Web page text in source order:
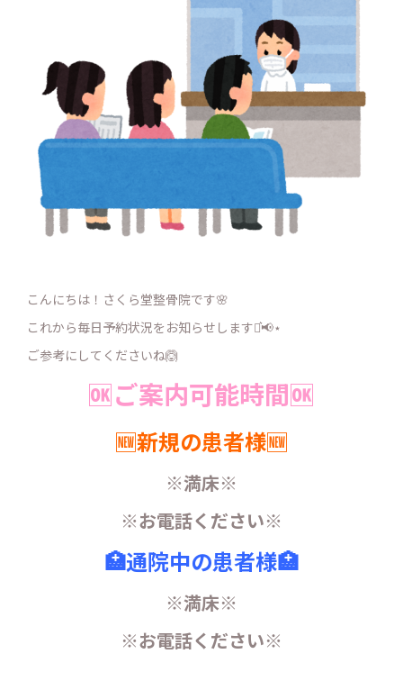
こんにちは！さくら堂整骨院です🌸
これから毎日予約状況をお知らせします⋆͛📢⋆
ご参考にしてくださいね🙆
🆗ご案内可能時間🆗
🆕新規の患者様🆕
※満床※
※お電話ください※
🏥通院中の患者様🏥
※満床※
※お電話ください※